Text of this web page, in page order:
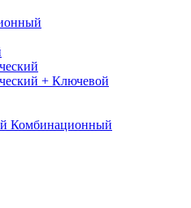
+ Ключевой
Комбинационный